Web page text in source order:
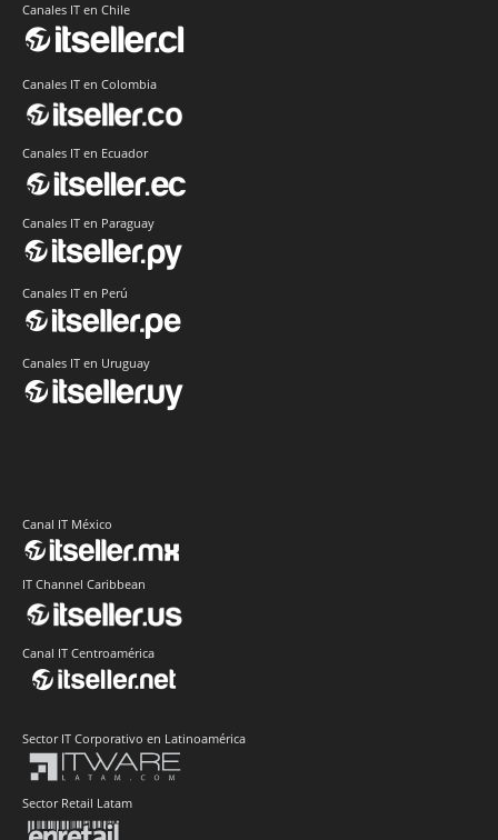
Canales IT en Chile
Canales IT en Colombia
Canales IT en Ecuador
Canales IT en Paraguay
Canales IT en Perú
Canales IT en Uruguay
Canal IT México
IT Channel Caribbean
Canal IT Centroamérica
Sector IT Corporativo en Latinoamérica
Sector Retail Latam